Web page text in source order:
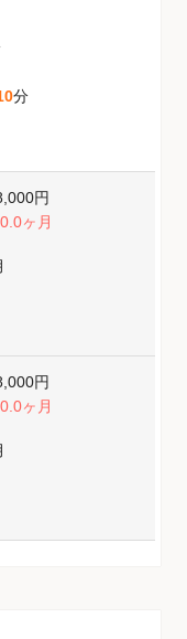
分
円
0.0ヶ月
円
0.0ヶ月